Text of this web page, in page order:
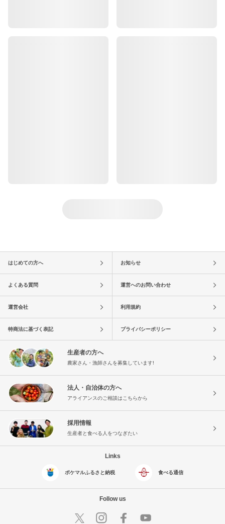
はじめての方へ お知らせ
よくある質問 運営へのお問い合わせ
運営会社 利用規約
特商法に基づく表記 プライバシーポリシー
生産者の方へ
農家さん・漁師さんを募集しています!
法人・自治体の方へ
アライアンスのご相談はこちらから
採用情報
生産者と食べる人をつなぎたい
Links
ポケマルふるさと納税 食べる通信
Follow us